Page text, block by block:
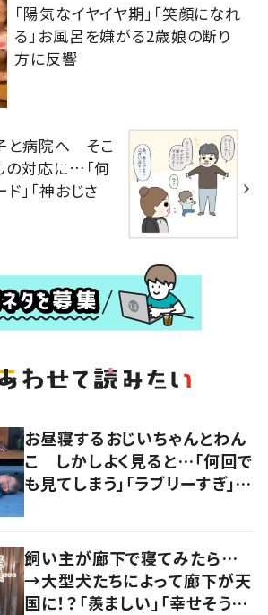
「陽気なイヤイヤ期」「笑顔になれ
る」お風呂を嫌がる2歳娘の断り
方に反響
と病院へ そこ
の対応に…「何
」「神おじさ
お昼寝するおじいちゃんとわん
こ しかしよく見ると…「何回で
も見てしまう」「ラブリーすぎ」の
飼い主が廊下で寝てみたら…
→大型犬たちによって廊下が天
国に！？「羨ましい」「幸せそう」